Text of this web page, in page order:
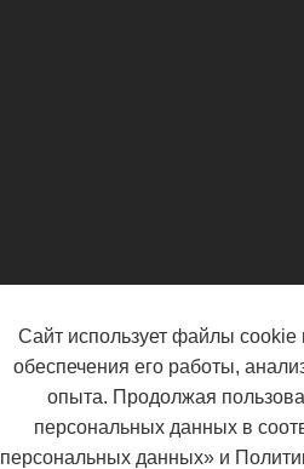
Сайт использует файлы cookie
обеспечения его работы,
опыта. Продолжая
персональных данных в
персональных данных» и